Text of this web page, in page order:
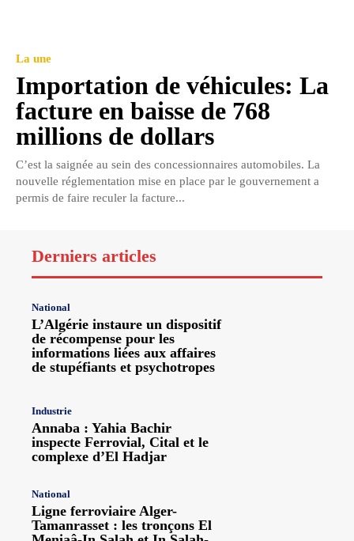
La une
Importation de véhicules: La
facture en baisse de 768
millions de dollars
C’est la saignée au sein des concessionnaires automobiles. La
nouvelle réglementation mise en place par le gouvernement a
permis de faire reculer la facture...
Derniers articles
National
L’Algérie instaure un dispositif
de récompense pour les
informations liées aux affaires
de stupéfiants et psychotropes
Industrie
Annaba : Yahia Bachir
inspecte Ferrovial, Cital et le
complexe d’El Hadjar
National
Ligne ferroviaire Alger-
Tamanrasset : les tronçons El